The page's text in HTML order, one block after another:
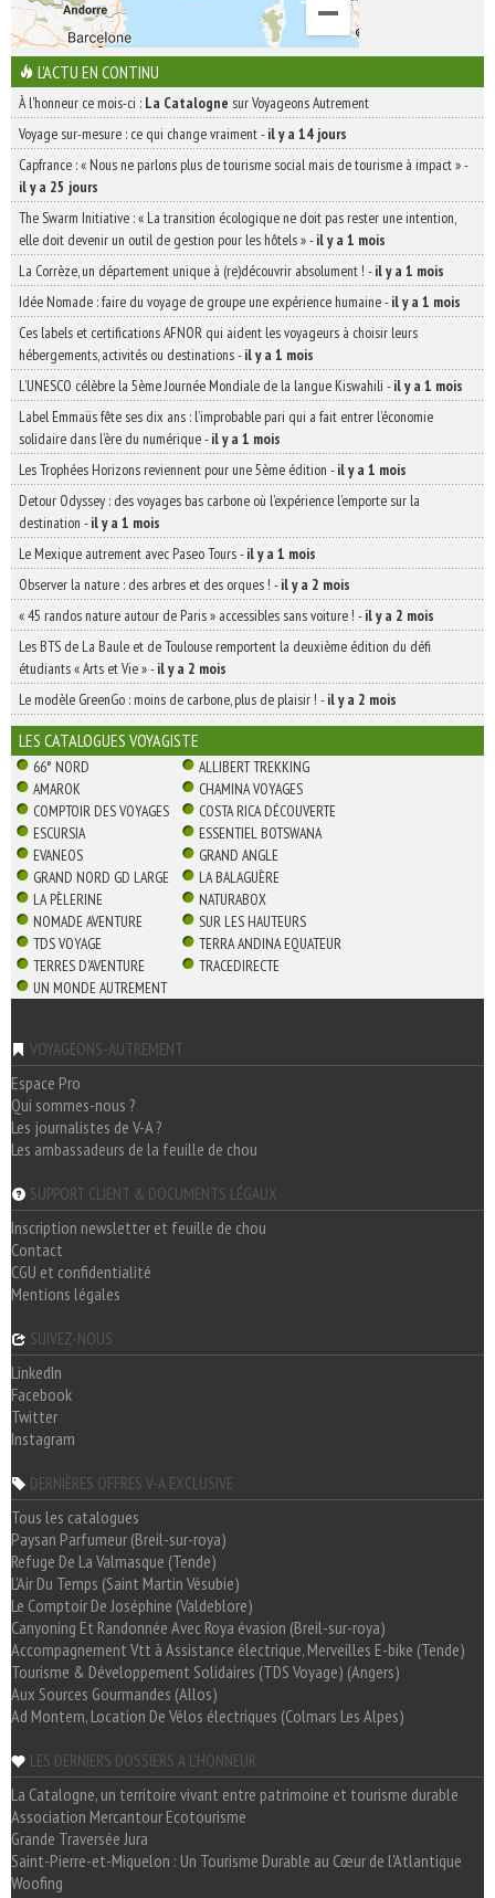
L'ACTU EN CONTINU
À l'honneur ce mois-ci : La Catalogne sur Voyageons Autrement
Voyage sur-mesure : ce qui change vraiment-il y a 14 jours
Capfrance : « Nous ne parlons plus de tourisme social mais de tourisme à impact »-
il y a 25 jours
The Swarm Initiative : « La transition écologique ne doit pas rester une intention,
elle doit devenir un outil de gestion pour les hôtels »-il y a 1 mois
La Corrèze, un département unique à (re)découvrir absolument ! -il y a 1 mois
Idée Nomade : faire du voyage de groupe une expérience humaine-il y a 1 mois
Ces labels et certifications AFNOR qui aident les voyageurs à choisir leurs
hébergements, activités ou destinations-il y a 1 mois
L’UNESCO célèbre la 5ème Journée Mondiale de la langue Kiswahili -il y a 1 mois
Label Emmaüs fête ses dix ans : l’improbable pari qui a fait entrer l’économie
solidaire dans l’ère du numérique-il y a 1 mois
Les Trophées Horizons reviennent pour une 5ème édition -il y a 1 mois
Detour Odyssey : des voyages bas carbone où l’expérience l’emporte sur la
destination -il y a 1 mois
Le Mexique autrement avec Paseo Tours-il y a 1 mois
Observer la nature : des arbres et des orques ! -il y a 2 mois
« 45 randos nature autour de Paris » accessibles sans voiture ! -il y a 2 mois
Les BTS de La Baule et de Toulouse remportent la deuxième édition du défi
étudiants « Arts et Vie »-il y a 2 mois
Le modèle GreenGo : moins de carbone, plus de plaisir ! -il y a 2 mois
LES CATALOGUES VOYAGISTE
66° NORD
ALLIBERT TREKKING
AMAROK
CHAMINA VOYAGES
COMPTOIR DES VOYAGES
COSTA RICA DÉCOUVERTE
ESCURSIA
ESSENTIEL BOTSWANA
EVANEOS
GRAND ANGLE
GRAND NORD GD LARGE
LA BALAGUÈRE
LA PÈLERINE
NATURABOX
NOMADE AVENTURE
SUR LES HAUTEURS
TDS VOYAGE
TERRA ANDINA EQUATEUR
TERRES D'AVENTURE
TRACEDIRECTE
UN MONDE AUTREMENT
VOYAGEONS-AUTREMENT
Espace Pro
Qui sommes-nous ?
Les journalistes de V-A ?
Les ambassadeurs de la feuille de chou
SUPPORT CLIENT & DOCUMENTS LÉGAUX
Inscription newsletter et feuille de chou
Contact
CGU et confidentialité
Mentions légales
SUIVEZ-NOUS
LinkedIn
Facebook
Twitter
Instagram
DERNIÈRES OFFRES V-A EXCLUSIVE
Tous les catalogues
Paysan Parfumeur (Breil-sur-roya)
Refuge De La Valmasque (Tende)
L'Air Du Temps (Saint Martin Vésubie)
Le Comptoir De Joséphine (Valdeblore)
Canyoning Et Randonnée Avec Roya évasion (Breil-sur-roya)
Accompagnement Vtt à Assistance électrique, Merveilles E-bike (Tende)
Tourisme & Développement Solidaires (TDS Voyage) (Angers)
Aux Sources Gourmandes (Allos)
Ad Montem, Location De Vélos électriques (Colmars Les Alpes)
LES DERNIERS DOSSIERS A L'HONNEUR
La Catalogne, un territoire vivant entre patrimoine et tourisme durable
Association Mercantour Ecotourisme
Grande Traversée Jura
Saint-Pierre-et-Miquelon : Un Tourisme Durable au Cœur de l'Atlantique
Woofing